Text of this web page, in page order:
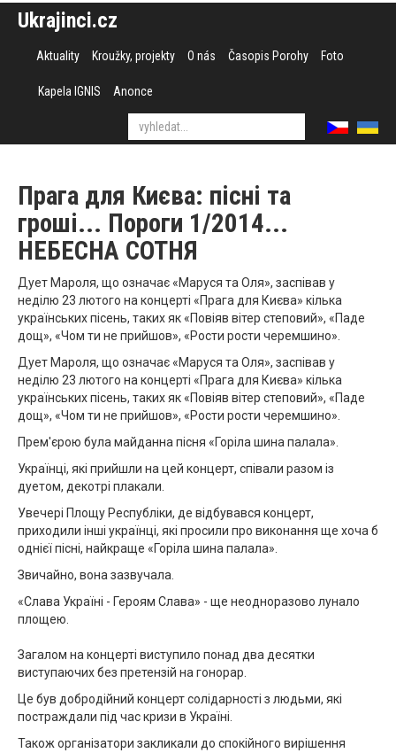
Ukrajinci.cz
Aktuality Kroužky, projekty O nás Časopis Porohy Foto
Kapela IGNIS Anonce
Прага для Києва: пісні та
гроші... Пороги 1/2014...
НЕБЕСНА СОТНЯ
Дует Мароля, що означає «Маруся та Оля», заспівав у
неділю 23 лютого на концерті «Прага для Києва» кілька
українських пісень, таких як «Повіяв вітер степовий», «Паде
дощ», «Чом ти не прийшов», «Рости рости черемшино».
Дует Мароля, що означає «Маруся та Оля», заспівав у
неділю 23 лютого на концерті «Прага для Києва» кілька
українських пісень, таких як «Повіяв вітер степовий», «Паде
дощ», «Чом ти не прийшов», «Рости рости черемшино».
Прем'єрою була майданна пісня «Горіла шина палала».
Українці, які прийшли на цей концерт, співали разом із
дуетом, декотрі плакали.
Увечері Площу Республіки, де відбувався концерт,
приходили інші українці, які просили про виконання ще хоча б
однієї пісні, найкраще «Горіла шина палала».
Звичайно, вона зазвучала.
«Слава Україні - Героям Слава» - ще неодноразово лунало
площею.
Загалом на концерті виступило понад два десятки
виступаючих без претензій на гонорар.
Це був добродійний концерт солідарності з людьми, які
постраждали під час кризи в Україні.
Також організатори закликали до спокійного вирішення